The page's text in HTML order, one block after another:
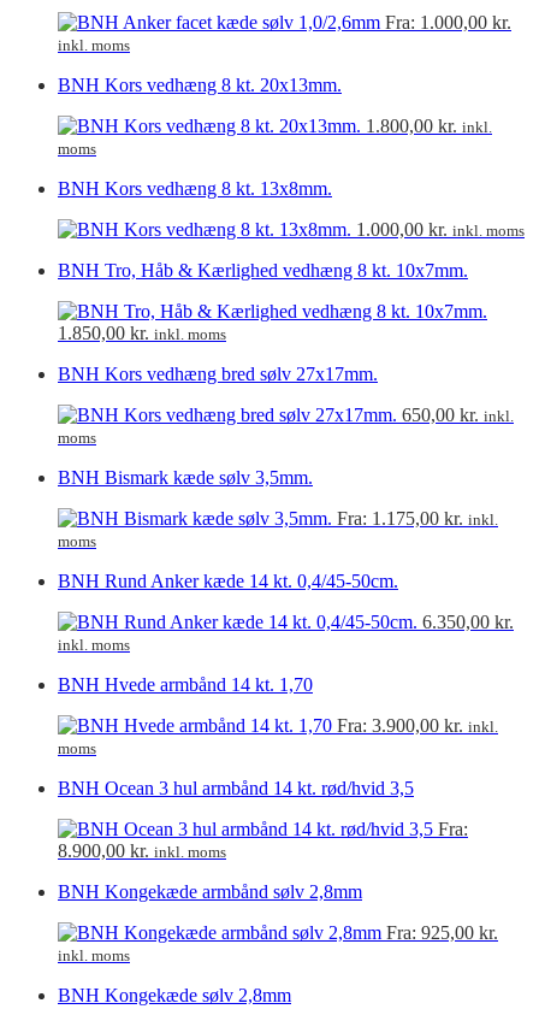
Fra: 1.000,00 kr.
inkl. moms
BNH Kors vedhæng 8 kt. 20x13mm.
1.800,00 kr. inkl.
moms
BNH Kors vedhæng 8 kt. 13x8mm.
1.000,00 kr. inkl. moms
BNH Tro, Håb & Kærlighed vedhæng 8 kt. 10x7mm.
1.850,00 kr. inkl. moms
BNH Kors vedhæng bred sølv 27x17mm.
650,00 kr. inkl.
moms
BNH Bismark kæde sølv 3,5mm.
Fra: 1.175,00 kr. inkl.
moms
BNH Rund Anker kæde 14 kt. 0,4/45-50cm.
6.350,00 kr.
inkl. moms
BNH Hvede armbånd 14 kt. 1,70
Fra: 3.900,00 kr. inkl.
moms
BNH Ocean 3 hul armbånd 14 kt. rød/hvid 3,5
Fra:
8.900,00 kr. inkl. moms
BNH Kongekæde armbånd sølv 2,8mm
Fra: 925,00 kr.
inkl. moms
BNH Kongekæde sølv 2,8mm